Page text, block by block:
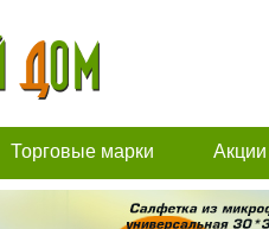
Торговые марки Акции